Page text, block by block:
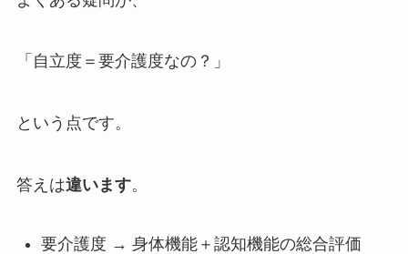
「自立度＝要介護度なの？」
という点です。
答えは違います。
要介護度 → 身体機能＋認知機能の総合評価